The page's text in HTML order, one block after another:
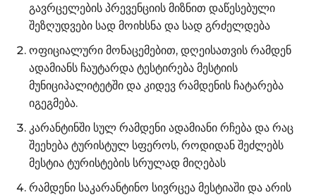
გავრცელების პრევენციის მიზნით დაწესებული
შეზღუდვები სად მოიხსნა და სად გრძელდება
ოფიციალური მონაცემებით, დღეისათვის რამდენ
ადამიანს ჩაუტარდა ტესტირება მესტიის
მუნიციპალიტეტში და კიდევ რამდენის ჩატარება
იგეგმება.
კარანტინში სულ რამდენი ადამიანი რჩება და რაც
შეეხება ტურისტულ სფეროს, როდიდან შეძლებს
მესტია ტურისტების სრულად მიღებას
რამდენი საკარანტინო სივრცეა მესტიაში და არის